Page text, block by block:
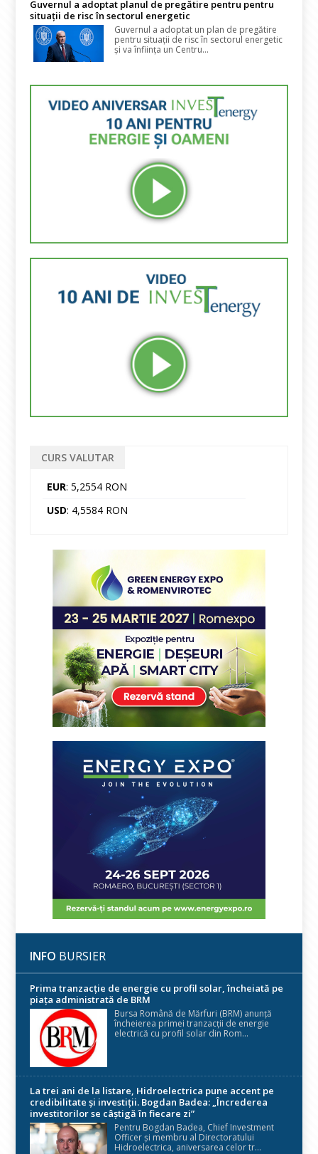
Guvernul a adoptat planul de pregătire pentru pentru
situații de risc în sectorul energetic
Guvernul a adoptat un plan de pregătire
pentru situații de risc în sectorul energetic
și va înființa un Centru...
CURS VALUTAR
EUR: 5,2554 RON
USD: 4,5584 RON
INFO BURSIER
Prima tranzacție de energie cu profil solar, încheiată pe
piața administrată de BRM
Bursa Română de Mărfuri (BRM) anunță
încheierea primei tranzacții de energie
electrică cu profil solar din Rom...
La trei ani de la listare, Hidroelectrica pune accent pe
credibilitate și investiții. Bogdan Badea: „Încrederea
investitorilor se câștigă în fiecare zi”
Pentru Bogdan Badea, Chief Investment
Officer și membru al Directoratului
Hidroelectrica, aniversarea celor tr...